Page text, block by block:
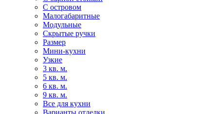
С островом
Малогабаритные
Модульные
Скрытые ручки
Размер
Мини-кухни
Узкие
3 кв. м.
5 кв. м.
6 кв. м.
9 кв. м.
Все для кухни
Варианты отделки